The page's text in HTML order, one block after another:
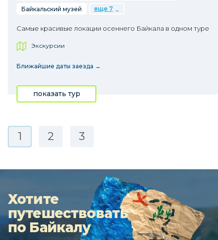
Байкальский музей
еще 7
Самые красивые локации осеннего Байкала в одном туре
Экскурсии
Ближайшие даты заезда →
показать тур
1 2 3
Хотите
путешествовать
по Байкалу